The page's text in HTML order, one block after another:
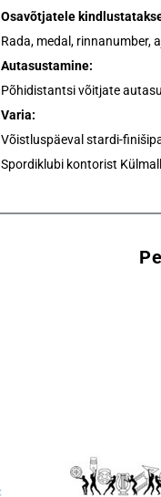
Osavõtjatele
Rada, medal, rinnanumber,
Autasustamine:
Põhidistantsi võitjate
Varia:
Võistluspäeval stardi-
Spordiklubi kontorist